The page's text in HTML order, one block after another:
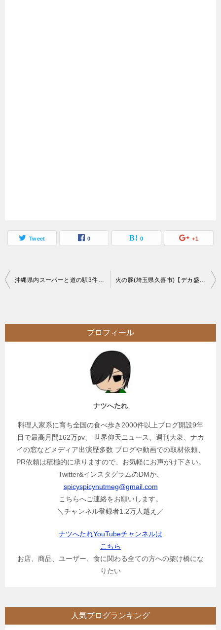
Tweet 0 0 +1
投
ビ
ゲ
沖縄県内スーパーと道の駅3件(沖縄県那覇市名護市国頭村)【ご当地グルメ】地元沖縄名物を味見がてらにおみやげも買いました 火の豚(埼玉県久喜市)【デカ盛り】二郎と中本をフュージョンさせた第2回すり鉢オフ会4名で16kg
プロフィール
ナツへたれ
料理人家系に育ち全国の食べ歩き2000件以上ブログ開設9年
目で最高月間162万pv、 世界仰天ニュース、週刊大衆、ナカ
イの窓などメディア出演歴多数 ブログや動画での取材依頼、
PR依頼は積極的に承りますので、お気軽にお声がけ下さい。
Twitter&インスタグラムのDMか、
spicyspicynutmeg@gmail.com
こちらへご連絡をお願いします。
＼チャンネル登録者1.2万人越え／
ナツへたれYouTubeチャンネルは
こちら
お店、商品、ユーザー、食に関わる全ての方への架け橋にな
りたい
人気ブログランキング